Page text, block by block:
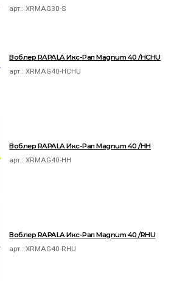
арт.:XRMAG30-S
Воблер RAPALA Икс-Рап Magnum 40 /HCHU
арт.:XRMAG40-HCHU
Воблер RAPALA Икс-Рап Magnum 40 /HH
арт.:XRMAG40-HH
Воблер RAPALA Икс-Рап Magnum 40 /RHU
арт.:XRMAG40-RHU